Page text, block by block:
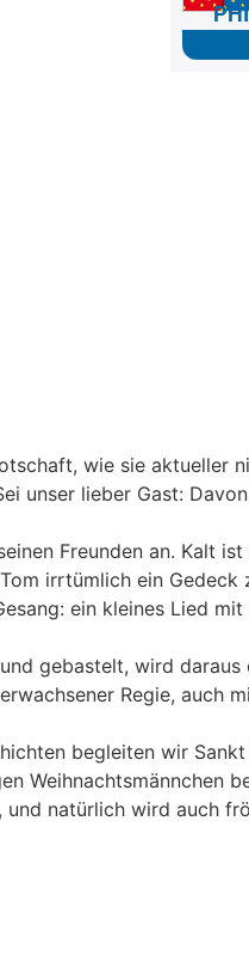
wie sie aktueller
unser lieber Gast:
Freunden an. Kalt
irrtümlich ein Gedeck
ein kleines Lied
gebastelt, wird daraus
Regie, auch
begleiten wir
Weihnachtsmännchen
und natürlich wird auch